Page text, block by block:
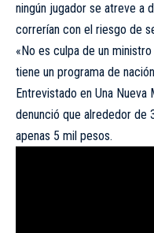
ningún jugador se atreve a
correrían con el riesgo de
«No es culpa de un
tiene un programa de
Entrevistado en Una Nueva
denunció que alrededor de
apenas 5 mil pesos.